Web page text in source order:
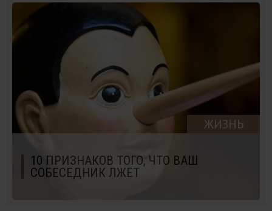
ЖИЗНЬ
10 ПРИЗНАКОВ ТОГО, ЧТО ВАШ
СОБЕСЕДНИК ЛЖЕТ